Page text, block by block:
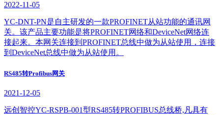
2022-11-05
YC-DNT-PN是自主研发的一款PROFINET从站功能的通讯网
关。该产品主要功能是将PROFINET网络和DeviceNet网络连
接起来。本网关连接到PROFINET总线中做为从站使用，连接
到DeviceNet总线中做为从站使用。
RS485转Profibus网关
2021-12-05
远创智控YC-RSPB-001型RS485转PROFIBUS总线桥,凡具有